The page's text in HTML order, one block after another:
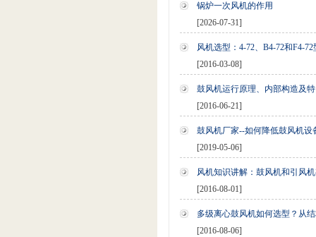
锅炉一次风机的作用
[2026-07-31]
风机选型：4-72、B4-72和F4-
[2016-03-08]
鼓风机运行原理、内部构造及
[2016-06-21]
鼓风机厂家--如何降低鼓风机设
[2019-05-06]
风机知识讲解：鼓风机和引风
[2016-08-01]
多级离心鼓风机如何选型？从
[2016-08-06]